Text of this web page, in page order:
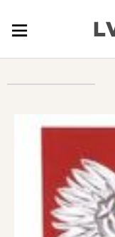
ПУБЛІКАЦІЇ